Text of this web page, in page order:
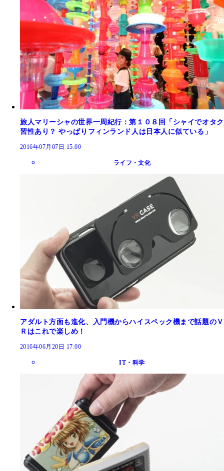
旅人マリーシャの世界一周紀行：第１０８回「シャイでオタク
習性あり？ やっぱりフィンランド人は日本人に似ている」
2016年07月07日 15:00
ライフ・文化
アダルト方面も進化、入門機からハイスペック機まで話題のＶ
Ｒはこれで楽しめ！
2016年06月20日 17:00
IT・科学